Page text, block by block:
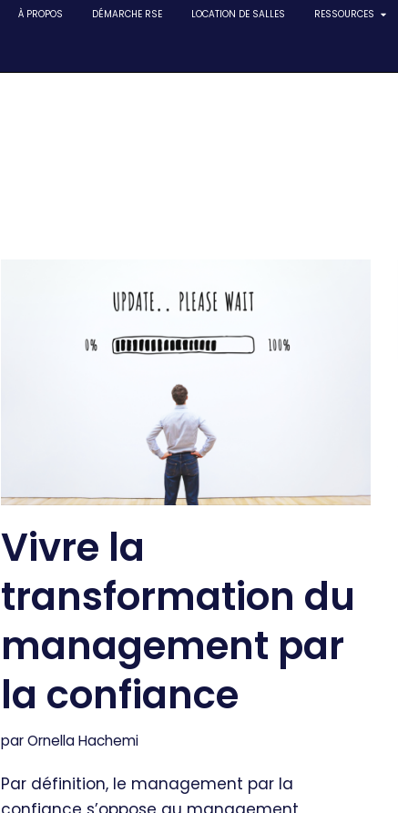
À PROPOS DÉMARCHE RSE LOCATION DE SALLES RESSOURCES
Vivre la
transformation du
management par
la confiance
parOrnella Hachemi
Par définition, le management par la